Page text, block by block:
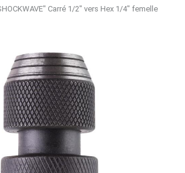
Carré 1/2" vers Hex 1/4" femelle